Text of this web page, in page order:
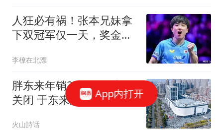
人狂必有祸！张本兄妹拿
下双冠军仅一天，奖金曝
李橑在北漂
胖东来年销20亿许昌店将
关闭 于东来疑早想搬故意
火山詩话
App内打开